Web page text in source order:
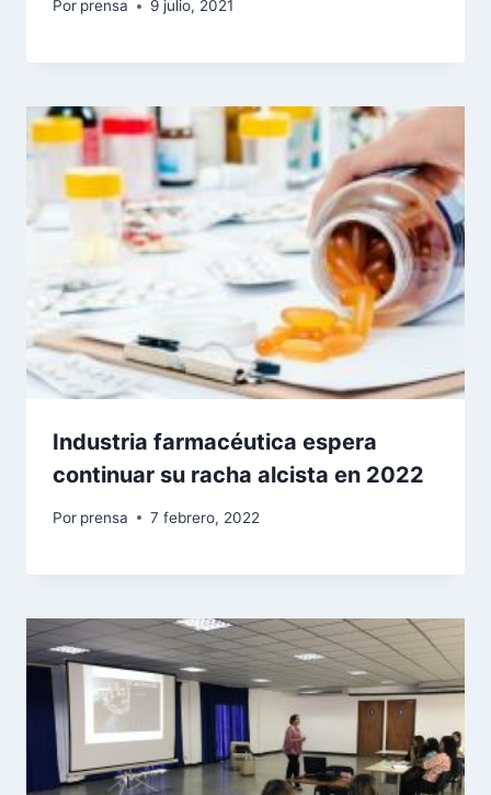
Por prensa 9 julio, 2021
Industria farmacéutica espera
continuar su racha alcista en 2022
Por prensa 7 febrero, 2022